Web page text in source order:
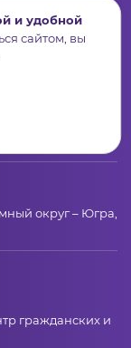
округ – Югра,
гражданских и
и удобной
сайтом, вы